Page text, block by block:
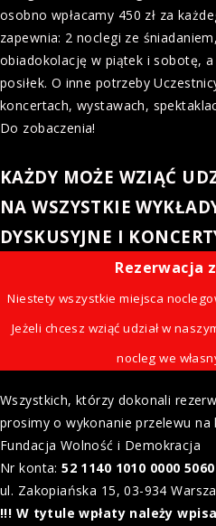
osobno wpłacamy 450 zł za
zapewnia: 2 noclegi ze
obiadokolację w piątek i sobotę,
posiłek. O inne potrzeby
koncertach, wystawach,
Do zobaczenia!
KAŻDY MOŻE WZIĄĆ
NA WSZYSTKIE
DYSKUSYJNE I
Rezerwacja
Niestety wszystkie miejsca
Jeżeli chcesz wziąć udział w
nocleg we
Wszystkich, którzy dokonali
prosimy o wykonanie przelewu na
Fundacja Wolność i Demokracja
Nr konta:52 1140 1010 0000
ul. Zakopiańska 15, 03-934
!!! W tytule wpłaty należy